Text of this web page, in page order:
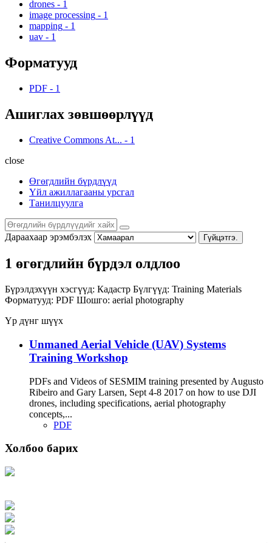
drones - 1
image processing - 1
mapping - 1
uav - 1
Форматууд
PDF - 1
Ашиглах зөвшөөрлүүд
Creative Commons At... - 1
close
Өгөгдлийн бүрдлүүд
Үйл ажиллагааны урсгал
Танилцуулга
Дараахаар эрэмбэлэх Гүйцэтгэ.
1 өгөгдлийн бүрдэл олдлоо
Бүрэлдэхүүн хэсгүүд: Кадастр Бүлгүүд: Training Materials
Форматууд: PDF Шошго: aerial photography
Үр дүнг шүүх
Unmaned Aerial Vehicle (UAV) Systems
Training Workshop
PDFs and Videos of SESMIM training presented by Augusto
Ribeiro and Gary Larsen, Sept 4-8 2017 on how to use DJI
drones, including specifications, aerial photography
concepts,...
PDF
Холбоо барих